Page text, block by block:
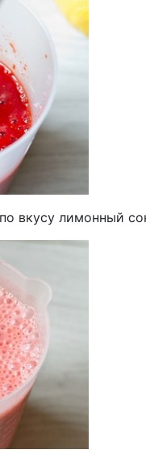
вкусу лимонный